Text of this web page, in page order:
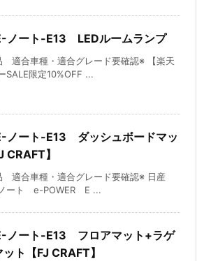
ノート-E13 LEDルームランプ
適合車種・適合グレード要確認※ 【楽天
SALE限定10%OFF ...
ノート-E13 ダッシュボードマッ
CRAFT】
適合車種・適合グレード要確認※ 日産
ート e-POWER E ...
ノート-E13 フロアマット+ラゲ
ト【FJ CRAFT】